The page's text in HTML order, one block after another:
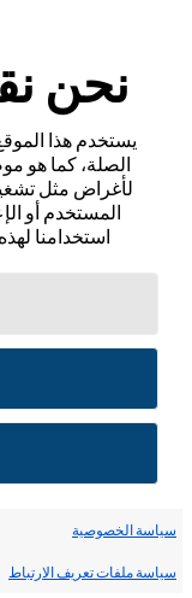
نحن
يستخدم هذا
الصلة، كما هو
لأغراض مثل
المستخدم أو
استخدامنا
سياسة الخصوصية
سياسة ملفات تعريف الارتباط